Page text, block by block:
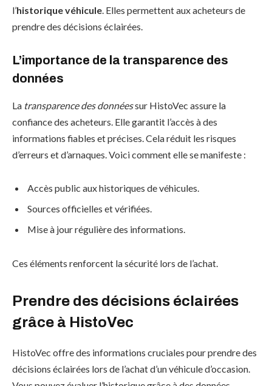
l’historique véhicule . Elles permettent aux acheteurs de
prendre des décisions éclairées.
L’importance de la transparence des
données
La transparence des donnéessur HistoVec assure la
confiance des acheteurs. Elle garantit l’accès à des
informations fiables et précises. Cela réduit les risques
d’erreurs et d’arnaques. Voici comment elle se manifeste :
Accès public aux historiques de véhicules.
Sources officielles et vérifiées.
Mise à jour régulière des informations.
Ces éléments renforcent la sécurité lors de l’achat.
Prendre des décisions éclairées
grâce à HistoVec
HistoVec offre des informations cruciales pour prendre des
décisions éclairées lors de l’achat d’un véhicule d’occasion.